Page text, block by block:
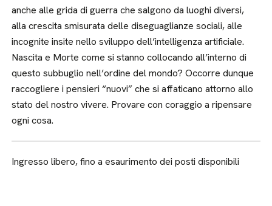
anche alle grida di guerra che salgono da luoghi diversi,
alla crescita smisurata delle diseguaglianze sociali, alle
incognite insite nello sviluppo dell’intelligenza artificiale.
Nascita e Morte come si stanno collocando all’interno di
questo subbuglio nell’ordine del mondo? Occorre dunque
raccogliere i pensieri “nuovi” che si affaticano attorno allo
stato del nostro vivere. Provare con coraggio a ripensare
ogni cosa.
Ingresso libero, fino a esaurimento dei posti disponibili